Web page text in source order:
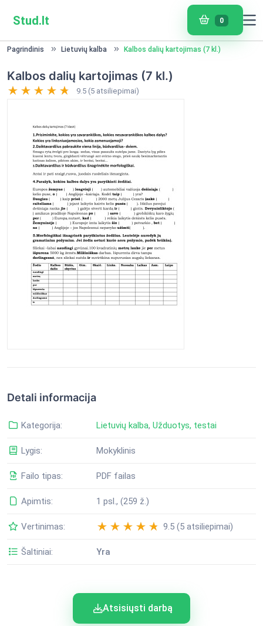
Stud.lt 0
Pagrindinis Lietuvių kalba Kalbos dalių kartojimas (7 kl.)
Kalbos dalių kartojimas (7 kl.)
9.5 (5 atsiliepimai)
Detali informacija
Kategorija: Lietuvių kalba, Užduotys, testai
Lygis: Mokyklinis
Failo tipas: PDF failas
Apimtis: 1 psl., (259 ž.)
Vertinimas: 9.5 (5 atsiliepimai)
Šaltiniai: Yra
Atsisiųsti darbą